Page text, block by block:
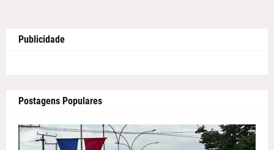
Publicidade
Postagens Populares